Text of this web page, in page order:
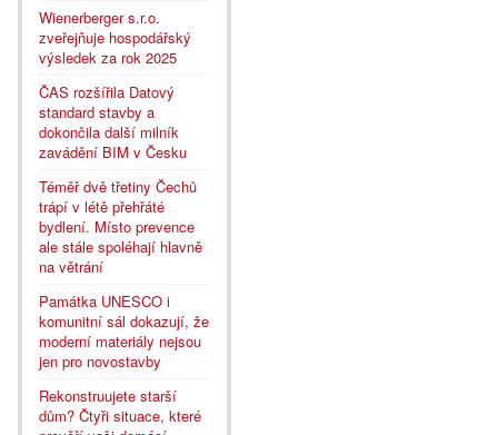
Wienerberger s.r.o.
zveřejňuje hospodářský
výsledek za rok 2025
ČAS rozšířila Datový
standard stavby a
dokončila další milník
zavádění BIM v Česku
Téměř dvě třetiny Čechů
trápí v létě přehřáté
bydlení. Místo prevence
ale stále spoléhají hlavně
na větrání
Památka UNESCO i
komunitní sál dokazují, že
moderní materiály nejsou
jen pro novostavby
Rekonstruujete starší
dům? Čtyři situace, které